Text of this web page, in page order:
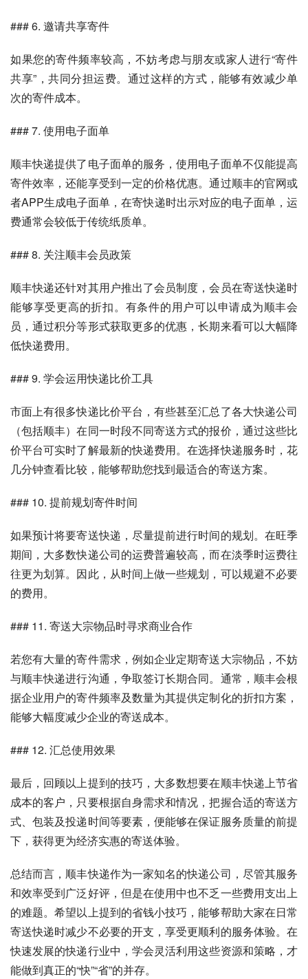
### 6. 邀请共享寄件
如果您的寄件频率较高，不妨考虑与朋友或家人进行“寄件
共享”，共同分担运费。通过这样的方式，能够有效减少单
次的寄件成本。
### 7. 使用电子面单
顺丰快递提供了电子面单的服务，使用电子面单不仅能提高
寄件效率，还能享受到一定的价格优惠。通过顺丰的官网或
者APP生成电子面单，在寄快递时出示对应的电子面单，运
费通常会较低于传统纸质单。
### 8. 关注顺丰会员政策
顺丰快递还针对其用户推出了会员制度，会员在寄送快递时
能够享受更高的折扣。有条件的用户可以申请成为顺丰会
员，通过积分等形式获取更多的优惠，长期来看可以大幅降
低快递费用。
### 9. 学会运用快递比价工具
市面上有很多快递比价平台，有些甚至汇总了各大快递公司
（包括顺丰）在同一时段不同寄送方式的报价，通过这些比
价平台可实时了解最新的快递费用。在选择快递服务时，花
几分钟查看比较，能够帮助您找到最适合的寄送方案。
### 10. 提前规划寄件时间
如果预计将要寄送快递，尽量提前进行时间的规划。在旺季
期间，大多数快递公司的运费普遍较高，而在淡季时运费往
往更为划算。因此，从时间上做一些规划，可以规避不必要
的费用。
### 11. 寄送大宗物品时寻求商业合作
若您有大量的寄件需求，例如企业定期寄送大宗物品，不妨
与顺丰快递进行沟通，争取签订长期合同。通常，顺丰会根
据企业用户的寄件频率及数量为其提供定制化的折扣方案，
能够大幅度减少企业的寄送成本。
### 12. 汇总使用效果
最后，回顾以上提到的技巧，大多数想要在顺丰快递上节省
成本的客户，只要根据自身需求和情况，把握合适的寄送方
式、包装及投递时间等要素，便能够在保证服务质量的前提
下，获得更为经济实惠的寄送体验。
总结而言，顺丰快递作为一家知名的快递公司，尽管其服务
和效率受到广泛好评，但是在使用中也不乏一些费用支出上
的难题。希望以上提到的省钱小技巧，能够帮助大家在日常
寄送快递时减少不必要的开支，享受更顺利的服务体验。在
快速发展的快递行业中，学会灵活利用这些资源和策略，才
能做到真正的“快”“省”的并存。